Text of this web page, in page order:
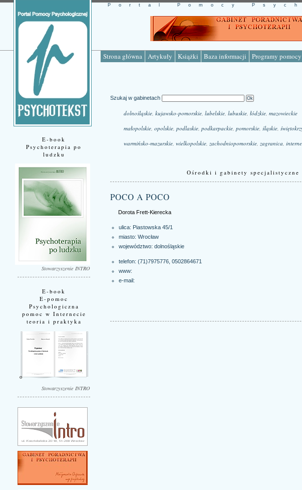
Strona główna Artykuły Książki Baza informacji Programy pomocy
Portal Pomocy
E-book
Psychoterapia po
ludzku
Stowarzyszenie INTRO
E-book
E-pomoc
Psychologiczna
pomoc w Internecie
teoria i praktyka
Stowarzyszenie INTRO
Szukaj w gabinetach
dolnośląskie, kujawsko-pomorskie, lubelskie, lubuskie, łódzkie, mazowieckie
małopolskie, opolskie, podlaskie, podkarpackie, pomorskie, śląskie,
warmińsko-mazurskie, wielkopolskie, zachodniopomorskie, zagranica,
Ośrodki i gabinety specjalistyczne
POCO A POCO
Dorota Frett-Kierecka
ulica: Piastowska 45/1
miasto: Wrocław
województwo: dolnośląskie
telefon: (71)7975776, 0502864671
www:
e-mail: